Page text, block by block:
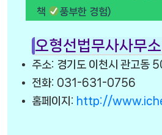
책
풍부한 경험)
오형선법무사사무소
주소: 경기도 이천시 관고동
전화: 031-631-0756
홈페이지: http://